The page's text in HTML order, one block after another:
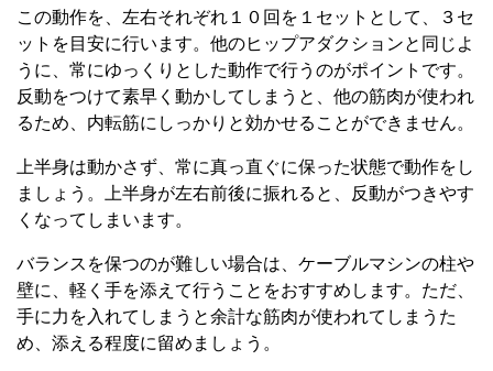
この動作を、左右それぞれ１０回を１セットとして、３セ
ットを目安に行います。他のヒップアダクションと同じよ
うに、常にゆっくりとした動作で行うのがポイントです。
反動をつけて素早く動かしてしまうと、他の筋肉が使われ
るため、内転筋にしっかりと効かせることができません。
上半身は動かさず、常に真っ直ぐに保った状態で動作をし
ましょう。上半身が左右前後に振れると、反動がつきやす
くなってしまいます。
バランスを保つのが難しい場合は、ケーブルマシンの柱や
壁に、軽く手を添えて行うことをおすすめします。ただ、
手に力を入れてしまうと余計な筋肉が使われてしまうた
め、添える程度に留めましょう。